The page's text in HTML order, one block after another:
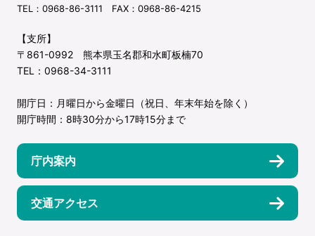
TEL：0968-86-3111 FAX：0968-86-4215
【支所】
〒861-0992 熊本県玉名郡和水町板楠70
TEL：0968-34-3111
開庁日：月曜日から金曜日（祝日、年末年始を除く）
開庁時間：8時30分から17時15分まで
庁内案内
交通アクセス